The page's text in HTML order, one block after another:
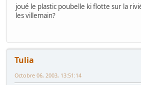
joué le plastic poubelle ki flotte sur la
les villemain?
Tulia
Octobre 06, 2003, 13:51:14